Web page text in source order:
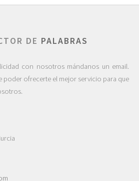
DE PALABRAS
con nosotros mándanos un email.
poder ofrecerte el mejor servicio para que